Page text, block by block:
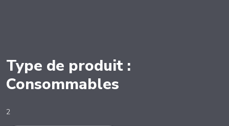
Type de produit :
Consommables
2